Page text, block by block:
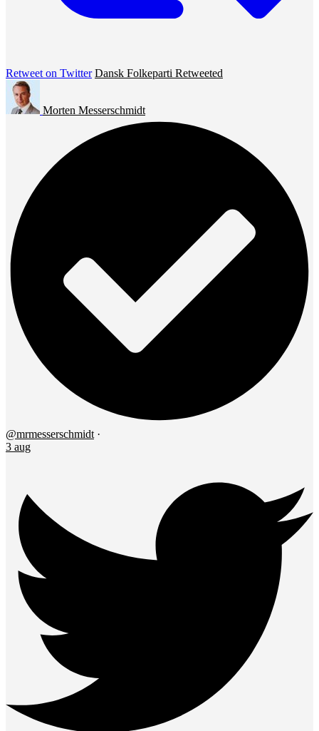
Retweet on Twitter Dansk Folkeparti Retweeted
Morten Messerschmidt
@mrmesserschmidt ·
3 aug